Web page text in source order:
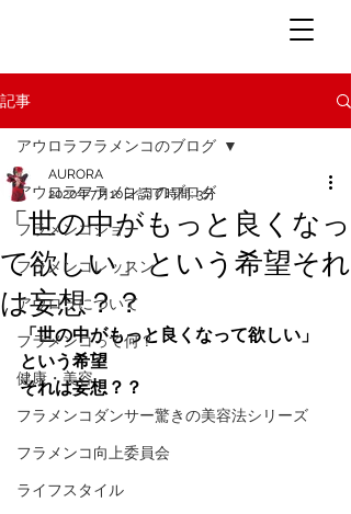
記事
アウロラフラメンコのブログ
フラメンコショー
フラメンコレッスン
アウロラについて
フラメンコって何？
健康・美容
フラメンコダンサー驚きの美容法シリーズ
フラメンコ向上委員会
ライフスタイル
アウロラフラメンコのブログ
「世の中がもっと良くなっ
て欲しい」という希望それ
は妄想？？
AURORA
2020年7月10日読了時間: 3分
「世の中がもっと良くなって欲しい」
という希望
それは妄想？？